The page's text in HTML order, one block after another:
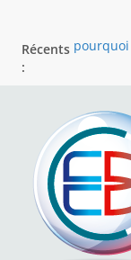
Récents
:
Votre
litiges du